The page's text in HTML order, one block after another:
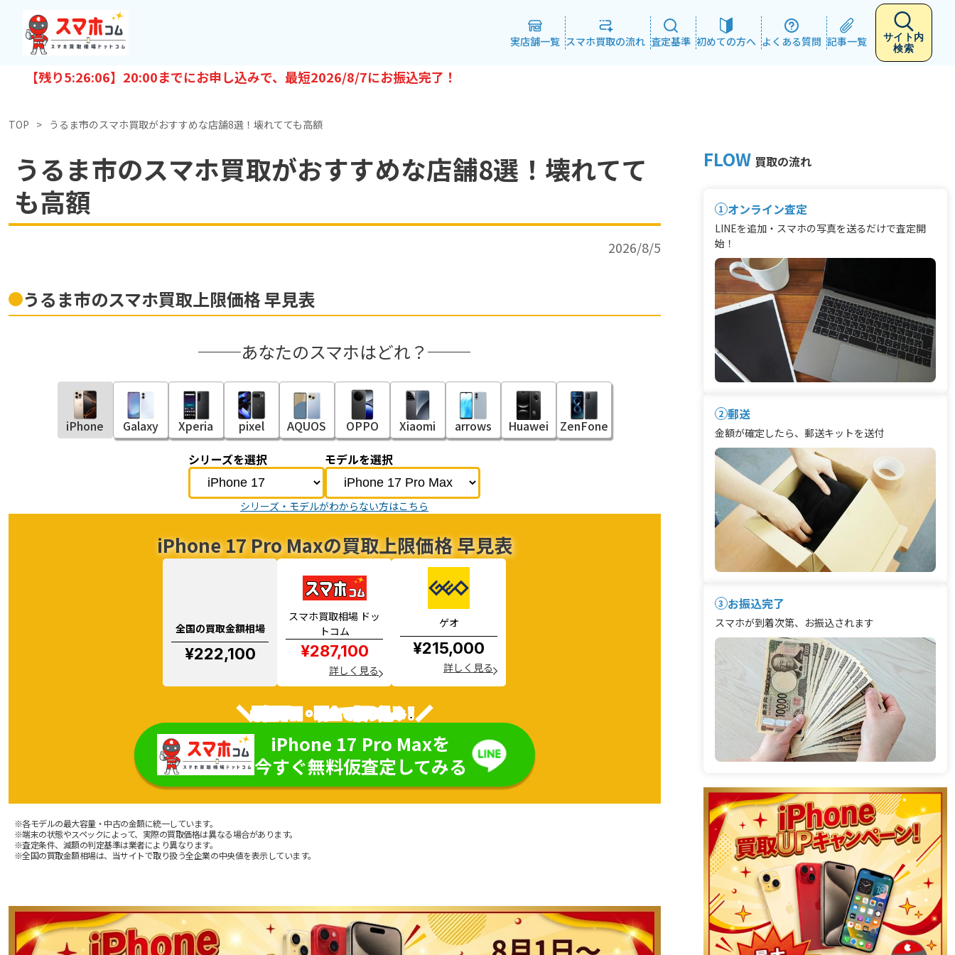
実店舗一覧 スマホ買取の流れ 査定基準 初めての方へ よくある質問 記事一覧
サイト内
検索
【残り5:26:05】20:00までにお申し込みで、最短2026/8/7にお振込完了！
TOP うるま市のスマホ買取がおすすめな店舗8選！壊れてても高額
うるま市のスマホ買取がおすすめな店舗8選！壊れてて
も高額
2026/8/5
うるま市のスマホ買取上限価格 早見表
あなたのスマホはどれ？
iPhone Galaxy Xperia pixel AQUOS OPPO Xiaomi arrows Huawei
ZenFone
シリーズを選択
モデルを選択
シリーズ・モデルがわからない方はこちら
iPhone 17 Pro Maxの買取上限価格 早見表
全国の買取金額相場
¥222,100
スマホ買取相場 ドッ
トコム
¥287,100
詳しく見る
ゲオ
¥215,000
詳しく見る
＼最短即日・現金で振り込み！／
iPhone 17 Pro Maxを
今すぐ無料仮査定してみる
※各モデルの最大容量・中古の金額に統一しています。
※端末の状態やスペックによって、実際の買取価格は異なる場合があります。
※査定条件、減額の判定基準は業者により異なります。
※全国の買取金額相場は、当サイトで取り扱う全企業の中央値を表示しています。
FLOW 買取の流れ
1 オンライン査定
LINEを追加・スマホの写真を送るだけで査定開
始！
2 郵送
金額が確定したら、郵送キットを送付
3 お振込完了
スマホが到着次第、お振込されます